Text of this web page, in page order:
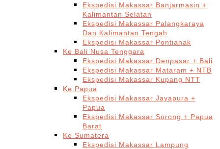
Ekspedisi Makassar Banjarmasin +
Kalimantan Selatan
Ekspedisi Makassar Palangkaraya
Dan Kalimantan Tengah
Ekspedisi Makassar Pontianak
Ke Bali Nusa Tenggara
Ekspedisi Makassar Denpasar + Bali
Ekspedisi Makassar Mataram + NTB
Ekspedisi Makassar Kupang NTT
Ke Papua
Ekspedisi Makassar Jayapura +
Papua
Ekspedisi Makassar Sorong + Papua
Barat
Ke Sumatera
Ekspedisi Makassar Lampung